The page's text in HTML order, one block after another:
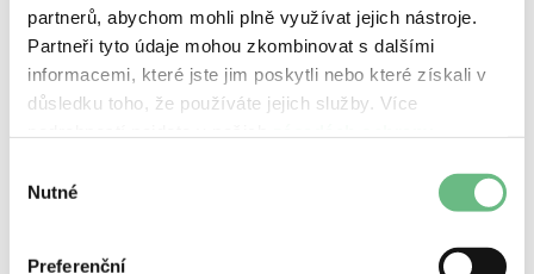
partnerů, abychom mohli plně využívat jejich nástroje.
Partneři tyto údaje mohou zkombinovat s dalšími
informacemi, které jste jim poskytli nebo které získali v
důsledku toho, že používáte jejich služby. Více
souhlasu
Nutné
Preferenční
Jun 3, 2026 Mobilní vývoj
Kotlin Multiplatform v praxi: čtyři